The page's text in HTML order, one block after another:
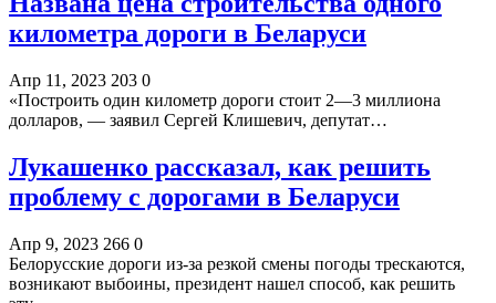
километра дороги в Беларуси
Апр 11, 2023 203 0
«Построить один километр дороги стоит 2—3 миллиона
долларов, — заявил Сергей Клишевич, депутат…
Лукашенко рассказал, как решить
проблему с дорогами в Беларуси
Апр 9, 2023 266 0
Белорусские дороги из-за резкой смены погоды трескаются,
возникают выбоины, президент нашел способ, как решить